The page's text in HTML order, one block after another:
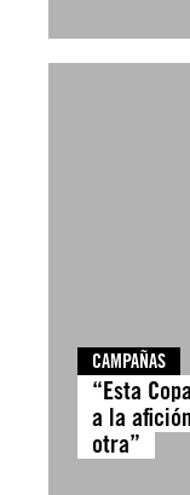
CAMPAÑAS
“Esta
a la
otra”